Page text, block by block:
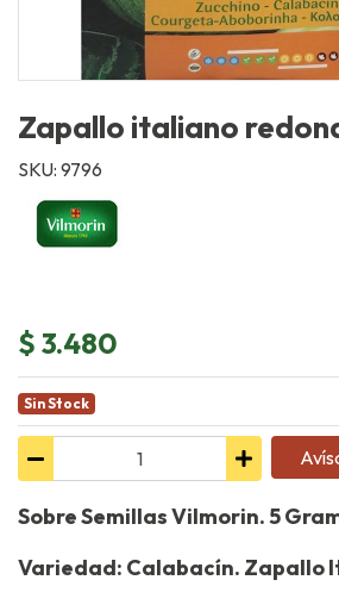
Zapallo italiano
SKU: 9796
$ 3.480
Sin Stock
Sobre Semillas Vilmorin. 5
Variedad: Calabacín. Zapallo